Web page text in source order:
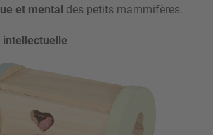
et mental des petits mammifères.